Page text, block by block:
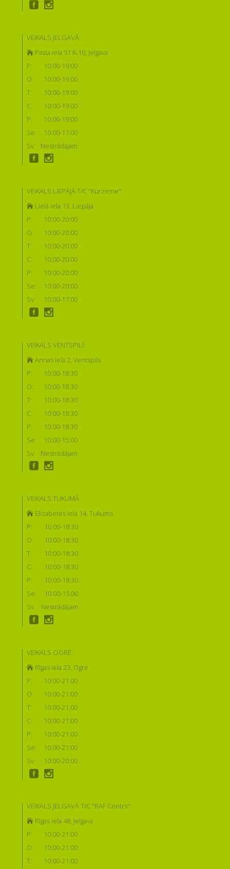
VEIKALS JELGAVĀ:
Pasta iela 51 K-10, Jelgava
P:
10:00-19:00
O:
10:00-19:00
T:
10:00-19:00
C:
10:00-19:00
P:
10:00-19:00
Se:
10:00-17:00
Sv:
Nestrādājam
VEIKALS LIEPĀJĀ T/C "Kurzeme":
Lielā iela 13, Liepāja
P:
10:00-20:00
O:
10:00-20:00
T:
10:00-20:00
C:
10:00-20:00
P:
10:00-20:00
Se:
10:00-20:00
Sv:
10:00-17:00
VEIKALS VENTSPILĪ:
Annas iela 2, Ventspils
P:
10:00-18:30
O:
10:00-18:30
T:
10:00-18:30
C:
10:00-18:30
P:
10:00-18:30
Se:
10:00-15:00
Sv:
Nestrādājam
VEIKALS TUKUMĀ
Elizabetes iela 14, Tukums
P:
10:00-18:30
O:
10:00-18:30
T:
10:00-18:30
C:
10:00-18:30
P:
10:00-18:30
Se:
10:00-15:00
Sv:
Nestrādājam
VEIKALS OGRĒ:
Rīgas iela 23, Ogre
P:
10:00-21:00
O:
10:00-21:00
T:
10:00-21:00
C:
10:00-21:00
P:
10:00-21:00
Se:
10:00-21:00
Sv:
10:00-20:00
VEIKALS JELGAVĀ T/C "RAF Centrs":
Rīgas iela 48, Jelgava
P:
10:00-21:00
O:
10:00-21:00
T:
10:00-21:00